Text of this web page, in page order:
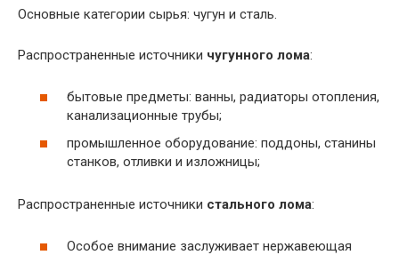
Основные категории сырья: чугун и сталь.
Распространенные источники чугунного лома:
бытовые предметы: ванны, радиаторы отопления,
канализационные трубы;
промышленное оборудование: поддоны, станины
станков, отливки и изложницы;
Распространенные источники стального лома:
Особое внимание заслуживает нержавеющая